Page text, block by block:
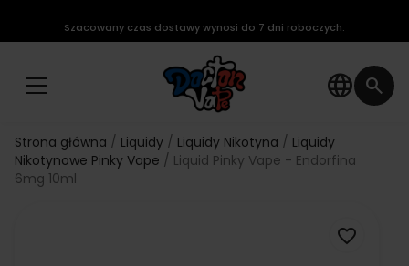
language search
Szacowany czas dostawy wynosi do 7 dni roboczych.
Strona główna Liquidy Liquidy Nikotyna
Liquidy
Nikotynowe Pinky Vape
Liquid Pinky Vape - Endorfina
6mg 10ml
favorite_border